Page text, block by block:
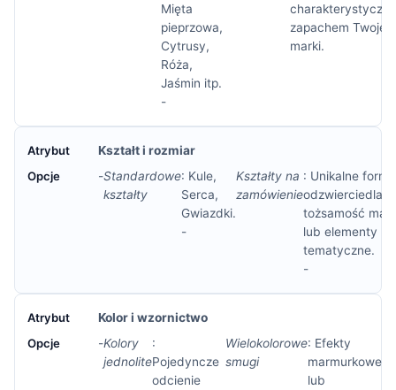
Mięta
pieprzowa,
Cytrusy,
Róża,
Jaśmin itp.
-
zapachem Twojej
marki.
Kształt i rozmiar
-Standardowe
kształty
: Kule,
Serca,
Gwiazdki.
-
Kształty na
zamówienie
: Unikalne formy
tożsamość
lub elementy
tematyczne.
-
Kolor i wzornictwo
-Kolory
jednolite
:
Pojedyncze
odcienie
Wielokolorowe
smugi
: Efekty
marmurkowe
lub